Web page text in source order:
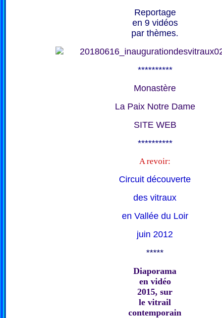
Reportage
en 9 vidéos
par thèmes.
**********
Monastère
La Paix Notre Dame
SITE WEB
**********
A revoir:
Circuit découverte
des vitraux
en Vallée du Loir
juin 2012
*****
Diaporama
en vidéo
2015, sur
le vitrail
contemporain